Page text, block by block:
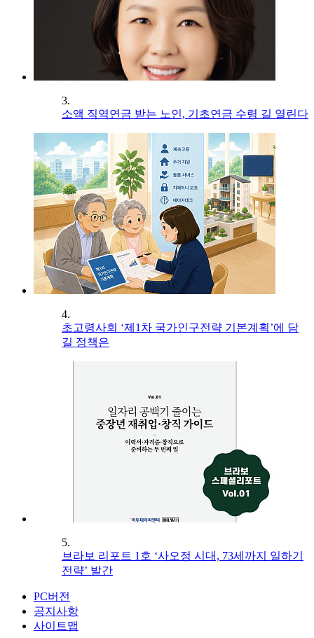
3.
소액 직역연금 받는 노인, 기초연금 수령 길 열린다
4.
초고령사회 ‘제1차 국가인구전략 기본계획’에 담
길 정책은
5.
브라보 리포트 1호 ‘사오정 시대, 73세까지 일하기
전략’ 발간
PC버전
공지사항
사이트맵